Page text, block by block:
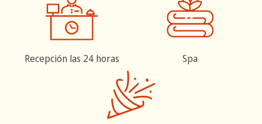
Recepción las 24 horas Spa